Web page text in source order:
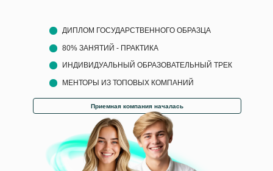
Приемная компания началась
80% ЗАНЯТИЙ - ПРАКТИКА
ДИПЛОМ ГОСУДАРСТВЕННОГО ОБРАЗЦА
ИНДИВИДУАЛЬНЫЙ ОБРАЗОВАТЕЛЬНЫЙ ТРЕК
МЕНТОРЫ ИЗ ТОПОВЫХ КОМПАНИЙ